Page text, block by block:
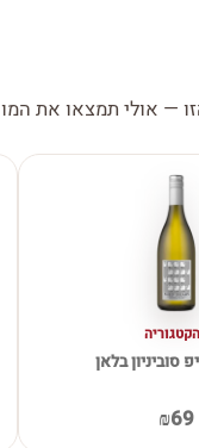
— אולי תמצאו את
סוביניון בלאן
₪69